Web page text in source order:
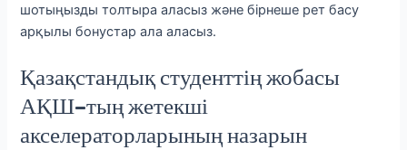
шотыңызды толтыра аласыз және бірнеше рет басу
арқылы бонустар ала аласыз.
Қазақстандық студенттің жобасы
АҚШ-тың жетекші
акселераторларының назарын